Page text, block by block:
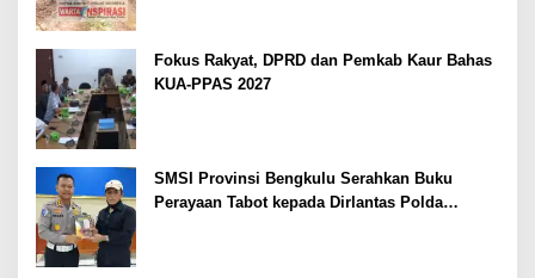
Fokus Rakyat, DPRD dan Pemkab Kaur Bahas
KUA-PPAS 2027
SMSI Provinsi Bengkulu Serahkan Buku
Perayaan Tabot kepada Dirlantas Polda